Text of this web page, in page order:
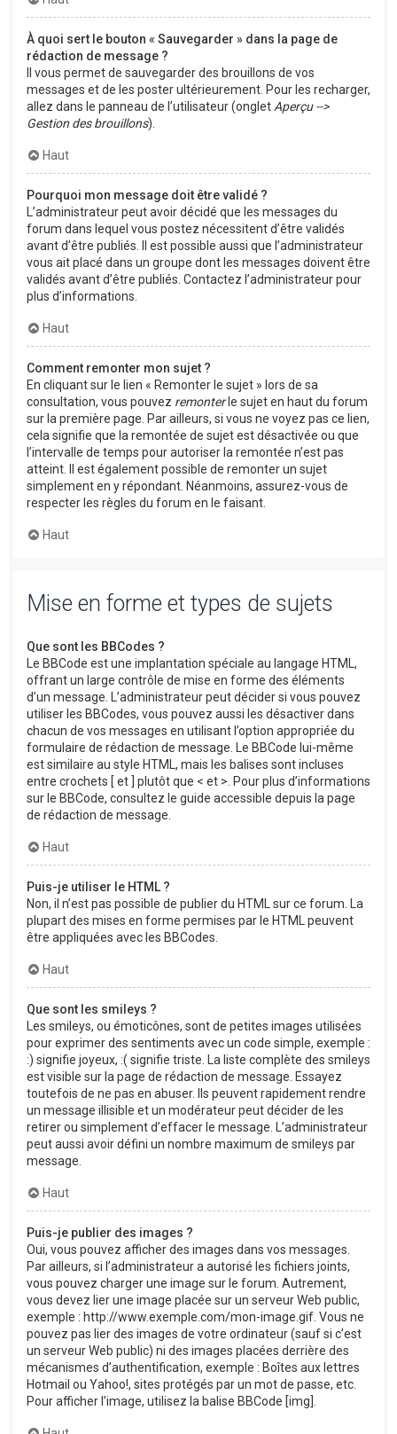
À quoi sert le bouton « Sauvegarder » dans la page de
rédaction de message ?
Il vous permet de sauvegarder des brouillons de vos
messages et de les poster ultérieurement. Pour les recharger,
allez dans le panneau de l’utilisateur (onglet Aperçu -->
Gestion des brouillons).
Haut
Pourquoi mon message doit être validé ?
L’administrateur peut avoir décidé que les messages du
forum dans lequel vous postez nécessitent d’être validés
avant d’être publiés. Il est possible aussi que l’administrateur
vous ait placé dans un groupe dont les messages doivent être
validés avant d’être publiés. Contactez l’administrateur pour
plus d’informations.
Haut
Comment remonter mon sujet ?
En cliquant sur le lien « Remonter le sujet » lors de sa
consultation, vous pouvez remonterle sujet en haut du forum
sur la première page. Par ailleurs, si vous ne voyez pas ce lien,
cela signifie que la remontée de sujet est désactivée ou que
l’intervalle de temps pour autoriser la remontée n’est pas
atteint. Il est également possible de remonter un sujet
simplement en y répondant. Néanmoins, assurez-vous de
respecter les règles du forum en le faisant.
Haut
Mise en forme et types de sujets
Que sont les BBCodes ?
Le BBCode est une implantation spéciale au langage HTML,
offrant un large contrôle de mise en forme des éléments
d’un message. L’administrateur peut décider si vous pouvez
utiliser les BBCodes, vous pouvez aussi les désactiver dans
chacun de vos messages en utilisant l’option appropriée du
formulaire de rédaction de message. Le BBCode lui-même
est similaire au style HTML, mais les balises sont incluses
entre crochets [ et ] plutôt que < et >. Pour plus d’informations
sur le BBCode, consultez le guide accessible depuis la page
de rédaction de message.
Haut
Puis-je utiliser le HTML ?
Non, il n’est pas possible de publier du HTML sur ce forum. La
plupart des mises en forme permises par le HTML peuvent
être appliquées avec les BBCodes.
Haut
Que sont les smileys ?
Les smileys, ou émoticônes, sont de petites images utilisées
pour exprimer des sentiments avec un code simple, exemple :
:) signifie joyeux, :( signifie triste. La liste complète des smileys
est visible sur la page de rédaction de message. Essayez
toutefois de ne pas en abuser. Ils peuvent rapidement rendre
un message illisible et un modérateur peut décider de les
retirer ou simplement d’effacer le message. L’administrateur
peut aussi avoir défini un nombre maximum de smileys par
message.
Haut
Puis-je publier des images ?
Oui, vous pouvez afficher des images dans vos messages.
Par ailleurs, si l’administrateur a autorisé les fichiers joints,
vous pouvez charger une image sur le forum. Autrement,
vous devez lier une image placée sur un serveur Web public,
exemple : http://www.exemple.com/mon-image.gif. Vous ne
pouvez pas lier des images de votre ordinateur (sauf si c’est
un serveur Web public) ni des images placées derrière des
mécanismes d’authentification, exemple : Boîtes aux lettres
Hotmail ou Yahoo!, sites protégés par un mot de passe, etc.
Pour afficher l’image, utilisez la balise BBCode [img].